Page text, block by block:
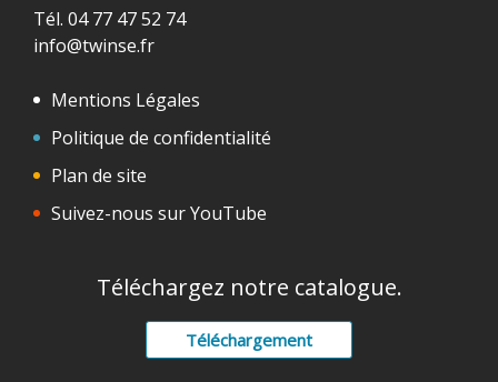
Tél. 04 77 47 52 74
info@twinse.fr
Mentions Légales
Politique de confidentialité
Plan de site
Suivez-nous sur YouTube
Téléchargez notre catalogue.
Téléchargement